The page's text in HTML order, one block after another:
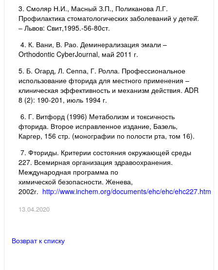
3. Смоляр Н.И., Масный З.П., Поликанова Л.Г.
Профилактика стоматологических заболеваний у детей̆.
– Львов: Свит,1995.-56-80ст.
4. К. Вани, В. Рао. Деминерализация эмали –
Orthodontic CyberJournal, май 2011 г.
5. Б. Огард, Л. Сеппа, Г. Ролла. Профессиональное
использование фторида для местного применения –
клиническая эффективность и механизм действия. ADR
8 (2): 190-201, июль 1994 г.
6. Г. Витфорд (1996) Метаболизм и токсичность
фторида. Второе исправленное издание, Базель,
Каргер, 156 стр. (монографии по полости рта, том 16).
7. Фториды. Критерии состояния окружающей среды
227. Всемирная организация здравоохранения.
Международная программа по
химической безопасности. Женева,
2002г. http://www.inchem.org/documents/ehc/ehc/ehc227.htm
13.04.2020
Возврат к списку